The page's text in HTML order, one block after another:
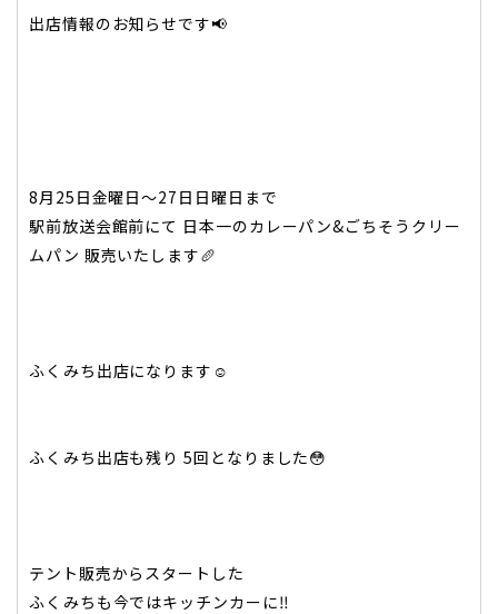
出店情報のお知らせです📢
8月25日金曜日〜27日日曜日まで
駅前放送会館前にて 日本一のカレーパン&ごちそうクリー
ムパン 販売いたします🥖
ふくみち出店になります☺️
ふくみち出店も残り 5回となりました😳
テント販売からスタートした
ふくみちも今ではキッチンカーに‼️